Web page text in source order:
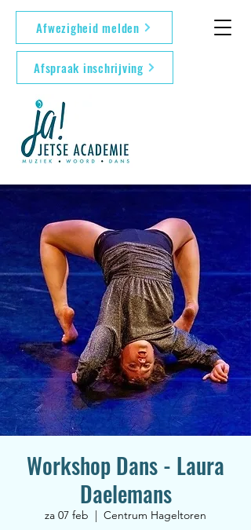
Afwezigheid melden
Afspraak inschrijving
Workshop Dans - Laura
Daelemans
za 07 feb
  |
Centrum Hageltoren